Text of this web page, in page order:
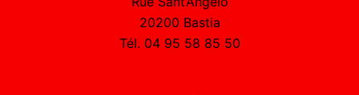
20200 Bastia
Tél. 04 95 58 85 50